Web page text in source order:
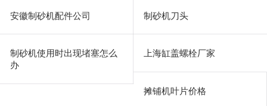
安徽制砂机配件公司 制砂机刀头
制砂机使用时出现堵塞怎么
办
上海缸盖螺栓厂家
摊铺机叶片价格